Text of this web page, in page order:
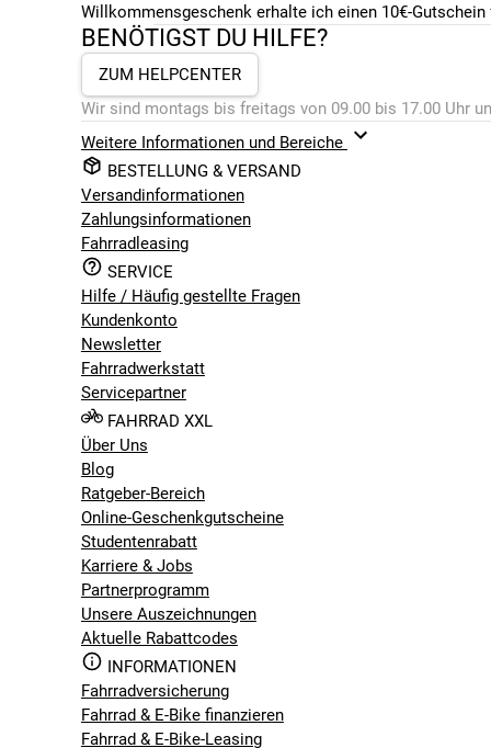
Willkommensgeschenk erhalte ich einen 10€-
BENÖTIGST DU HILFE?
ZUM HELPCENTER
Wir sind montags bis freitags von 09.00 bis 17.00 Uhr
Weitere Informationen und Bereiche
BESTELLUNG & VERSAND
Versandinformationen
Zahlungsinformationen
Fahrradleasing
SERVICE
Hilfe / Häufig gestellte Fragen
Kundenkonto
Newsletter
Fahrradwerkstatt
Servicepartner
FAHRRAD XXL
Über Uns
Blog
Ratgeber-Bereich
Online-Geschenkgutscheine
Studentenrabatt
Karriere & Jobs
Partnerprogramm
Unsere Auszeichnungen
Aktuelle Rabattcodes
INFORMATIONEN
Fahrradversicherung
Fahrrad & E-Bike finanzieren
Fahrrad & E-Bike-Leasing